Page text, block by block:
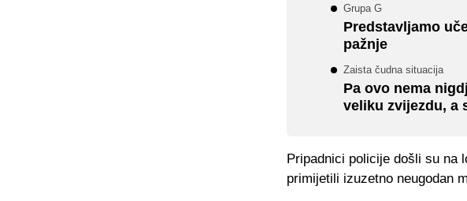
Grupa G
Predstavljamo
pažnje
Zaista čudna situacija
Pa ovo nema
veliku zvijezdu, a
Pripadnici policije došli su na
primijetili izuzetno neugodan